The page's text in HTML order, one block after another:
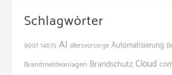
Schlagwörter
9001 14675 AI altersvorsorge Automatisierung
Brandmeldeanlagen BrandschutzCloud